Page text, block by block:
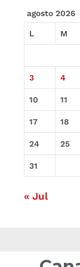
agosto 2026
L M
3 4
10 11
17 18
24 25
31
« Jul